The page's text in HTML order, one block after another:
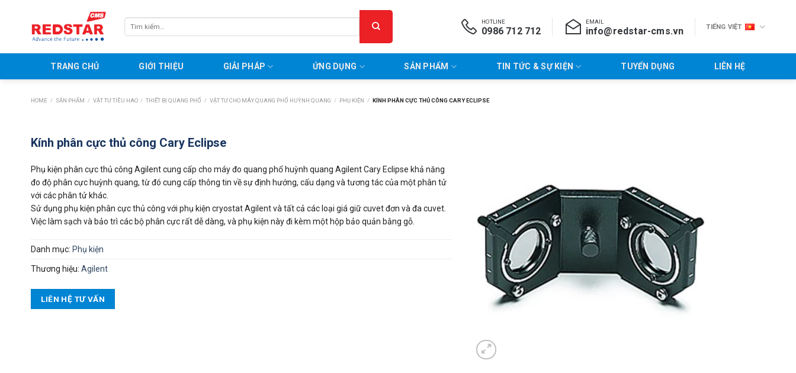
Tìm
kiếm:
HOTLINE
0986 712 712
EMAIL
info@redstar-cms.vn TIẾNG VIỆT
TRANG CHỦ GIỚI THIỆU GIẢI PHÁP ỨNG DỤNG SẢN PHẨM TIN TỨC & SỰ KIỆN TUYỂN DỤNG LIÊN HỆ
HOME / SẢN PHẨM / VẬT TƯ TIÊU HAO / THIẾT BỊ QUANG PHỔ / VẬT TƯ CHO MÁY QUANG PHỔ HUỲNH QUANG / PHỤ KIỆN / KÍNH PHÂN CỰC THỦ CÔNG CARY ECLIPSE
Kính phân cực thủ công Cary Eclipse
Phụ kiện phân cực thủ công Agilent cung cấp cho máy đo quang phổ huỳnh quang Agilent Cary Eclipse khả năng
đo độ phân cực huỳnh quang, từ đó cung cấp thông tin về sự định hướng, cấu dạng và tương tác của một phân tử
với các phân tử khác.
Sử dụng phụ kiện phân cực thủ công với phụ kiện cryostat Agilent và tất cả các loại giá giữ cuvet đơn và đa cuvet.
Việc làm sạch và bảo trì các bộ phân cực rất dễ dàng, và phụ kiện này đi kèm một hộp bảo quản bằng gỗ.
Danh mục: Phụ kiện
Thương hiệu: Agilent
LIÊN HỆ TƯ VẤN